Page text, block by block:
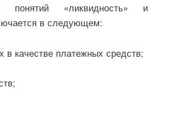
понятий «ликвидность» и
в следующем:
в качестве платежных средств;